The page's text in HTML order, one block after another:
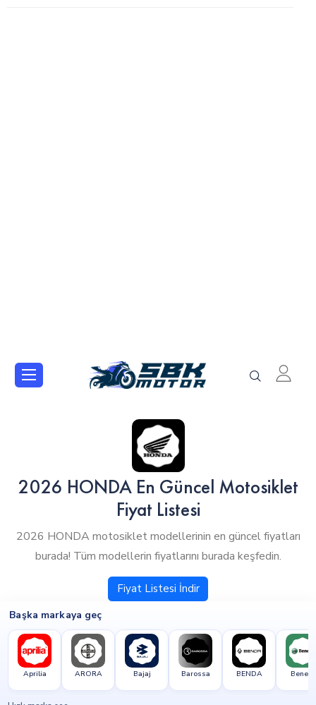
2026 HONDA En Güncel Motosiklet
Fiyat Listesi
2026 HONDA motosiklet modellerinin en güncel fiyatları
burada! Tüm modellerin fiyatlarını burada keşfedin.
Fiyat Listesi İndir
Başka markaya geç
Aprilia ARORA Bajaj Barossa BENDA Benelli